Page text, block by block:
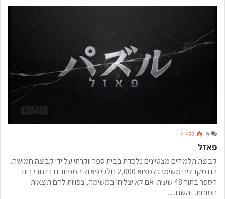
9
4,422
פאזל
קבוצת תלמידים מצטיינים נלכדת בבית ספר יוקרתי על ידי קבוצה חמושה.
הם מקבלים משימה: למצוא 2,000 חלקי פאזל המפוזרים ברחבי בית
הספר בתוך 48 שעות. אם לא יצליחו במשימה, צפויות להם תוצאות
חמורות. השם…